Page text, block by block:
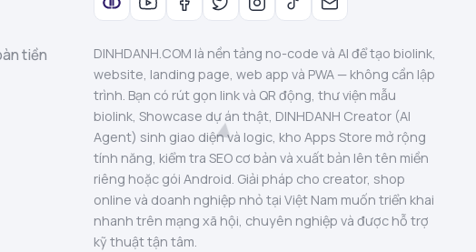
tiền
DINHDANH.COM là nền tảng no-code và AI để tạo biolink,
website, landing page, web app và PWA — không cần lập
trình. Bạn có rút gọn link và QR động, thư viện mẫu
biolink, Showcase dự án thật, DINHDANH Creator (AI
Agent) sinh giao diện và logic, kho Apps Store mở rộng
tính năng, kiểm tra SEO cơ bản và xuất bản lên tên miền
riêng hoặc gói Android. Giải pháp cho creator, shop
online và doanh nghiệp nhỏ tại Việt Nam muốn triển khai
nhanh trên mạng xã hội, chuyên nghiệp và được hỗ trợ
kỹ thuật tận tâm.